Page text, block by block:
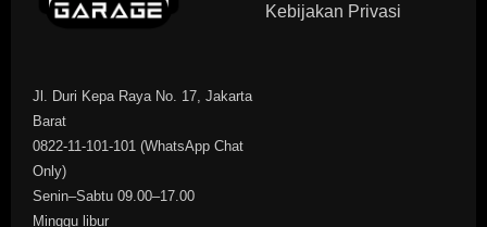
Jl. Duri Kepa Raya No. 17, Jakarta
Barat
0822-11-101-101 (WhatsApp Chat
Only)
Senin–Sabtu 09.00–17.00
Minggu libur
Kebijakan Privasi